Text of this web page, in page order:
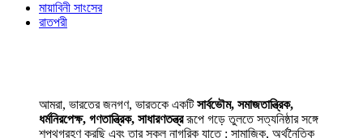
মায়াবিনী সাংসের
রাতপরী
আমরা, ভারতের জনগণ, ভারতকে একটিসার্বভৌম, সমাজতান্ত্রিক,
ধর্মনিরপেক্ষ, গণতান্ত্রিক, সাধারণতন্ত্ররূপে গড়ে তুলতে সত্যনিষ্ঠার সঙ্গে
শপথগ্রহণ করছি এবং তার সকল নাগরিক যাতে : সামাজিক, অর্থনৈতিক